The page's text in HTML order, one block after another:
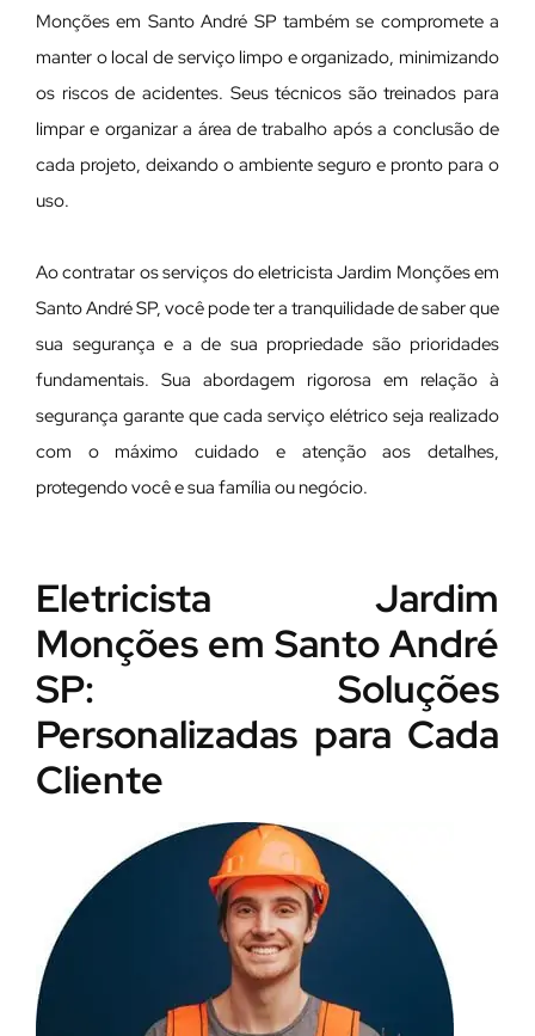
Monções em Santo André SP também se compromete a
manter o local de serviço limpo e organizado, minimizando
os riscos de acidentes. Seus técnicos são treinados para
limpar e organizar a área de trabalho após a conclusão de
cada projeto, deixando o ambiente seguro e pronto para o
uso.
Ao contratar os serviços do eletricista Jardim Monções em
Santo André SP, você pode ter a tranquilidade de saber que
sua segurança e a de sua propriedade são prioridades
fundamentais. Sua abordagem rigorosa em relação à
segurança garante que cada serviço elétrico seja realizado
com o máximo cuidado e atenção aos detalhes,
protegendo você e sua família ou negócio.
Eletricista Jardim
Monções em Santo André
SP: Soluções
Personalizadas para Cada
Cliente